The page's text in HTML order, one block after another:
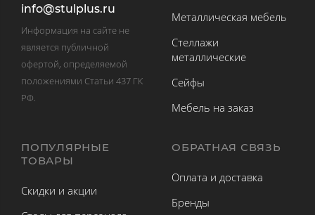
info@stulplus.ru
Информация на сайте не
является публичной
офертой, определяемой
положениями Статьи 437 ГК
РФ.
Металлическая мебель
Стеллажи
металлические
Сейфы
Мебель на заказ
ПОПУЛЯРНЫЕ
ТОВАРЫ
Скидки и акции
ОБРАТНАЯ СВЯЗЬ
Оплата и доставка
Бренды